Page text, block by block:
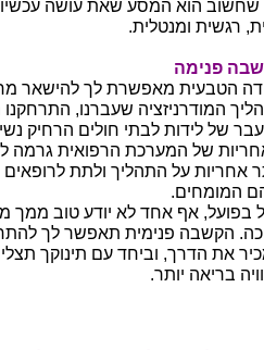
הוא המסע שאת עושה עכשיו.
רגשית ומנטלית.
פנימה
הטבעית מאפשרת לך להישאר
המודרניזציה שעברנו, התרחקנו
של לידות לבתי חולים הרחיק
של המערכת הרפואית גרמה
אחריות על התהליך ולתת
המומחים.
בפועל, אף אחד לא יודע טוב ממך
הקשבה פנימית תאפשר לך
את הדרך, וביחד עם תינוקך
בריאה יותר.